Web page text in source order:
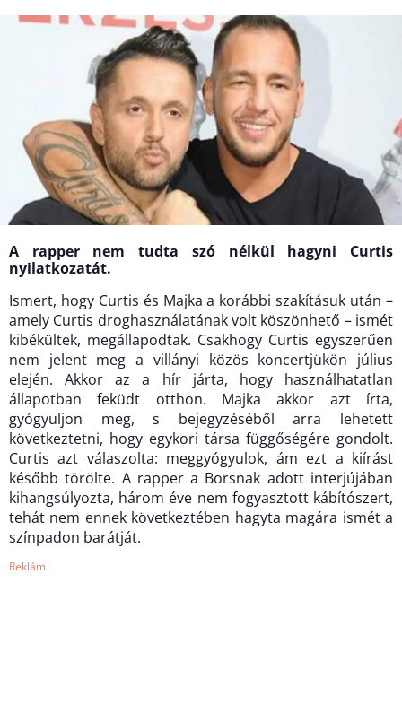
A rapper nem tudta szó nélkül hagyni Curtis
nyilatkozatát.
Ismert, hogy Curtis és Majka a korábbi szakításuk után –
amely Curtis droghasználatának volt köszönhető – ismét
kibékültek, megállapodtak. Csakhogy Curtis egyszerűen
nem jelent meg a villányi közös koncertjükön július
elején. Akkor az a hír járta, hogy használhatatlan
állapotban feküdt otthon. Majka akkor azt írta,
gyógyuljon meg, s bejegyzéséből arra lehetett
következtetni, hogy egykori társa függőségére gondolt.
Curtis azt válaszolta: meggyógyulok, ám ezt a kiírást
később törölte. A rapper a Borsnak adott interjújában
kihangsúlyozta, három éve nem fogyasztott kábítószert,
tehát nem ennek következtében hagyta magára ismét a
színpadon barátját.
Reklám